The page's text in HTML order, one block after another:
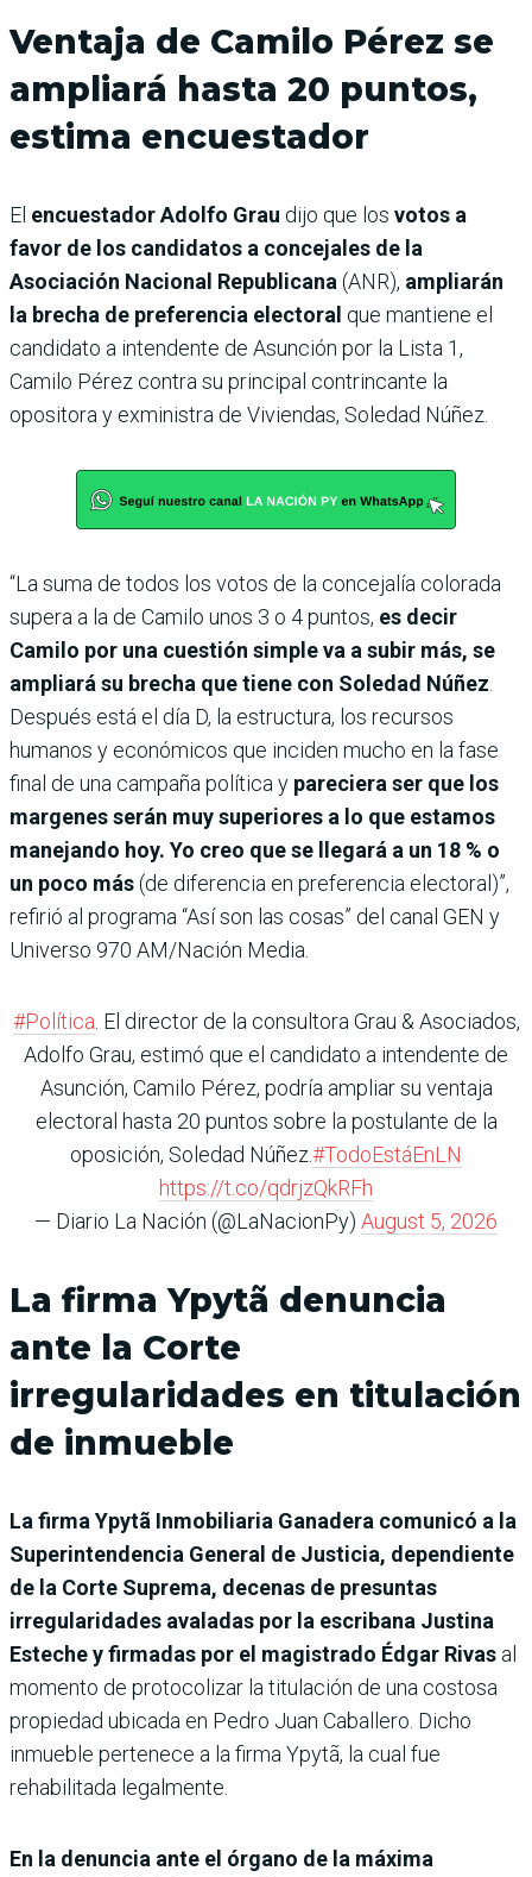
Ventaja de Camilo Pérez se
ampliará hasta 20 puntos,
estima encuestador
El encuestador Adolfo Grau dijo que los votos a
favor de los candidatos a concejales de la
Asociación Nacional Republicana (ANR), ampliarán
la brecha de preferencia electoral que mantiene el
candidato a intendente de Asunción por la Lista 1,
Camilo Pérez contra su principal contrincante la
opositora y exministra de Viviendas, Soledad Núñez.
“La suma de todos los votos de la concejalía colorada
supera a la de Camilo unos 3 o 4 puntos, es decir
Camilo por una cuestión simple va a subir más, se
ampliará su brecha que tiene con Soledad Núñez
Después está el día D, la estructura, los recursos
humanos y económicos que inciden mucho en la fase
final de una campaña política y pareciera ser que los
margenes serán muy superiores a lo que estamos
manejando hoy. Yo creo que se llegará a un 18 % o
un poco más(de diferencia en preferencia electoral)”,
refirió al programa “Así son las cosas” del canal GEN y
Universo 970 AM/Nación Media.
#Política . El director de la consultora Grau & Asociados,
Adolfo Grau, estimó que el candidato a intendente de
Asunción, Camilo Pérez, podría ampliar su ventaja
electoral hasta 20 puntos sobre la postulante de la
oposición, Soledad Núñez.#TodoEstáEnLN
https://t.co/qdrjzQkRFh
— Diario La Nación (@LaNacionPy) August 5, 2026
La firma Ypytã denuncia
ante la Corte
irregularidades en titulación
de inmueble
La firma Ypytã Inmobiliaria Ganadera comunicó a la
Superintendencia General de Justicia, dependiente
de la Corte Suprema, decenas de presuntas
irregularidades avaladas por la escribana Justina
Esteche y firmadas por el magistrado Édgar Rivas al
momento de protocolizar la titulación de una costosa
propiedad ubicada en Pedro Juan Caballero. Dicho
inmueble pertenece a la firma Ypytã, la cual fue
rehabilitada legalmente.
En la denuncia ante el órgano de la máxima